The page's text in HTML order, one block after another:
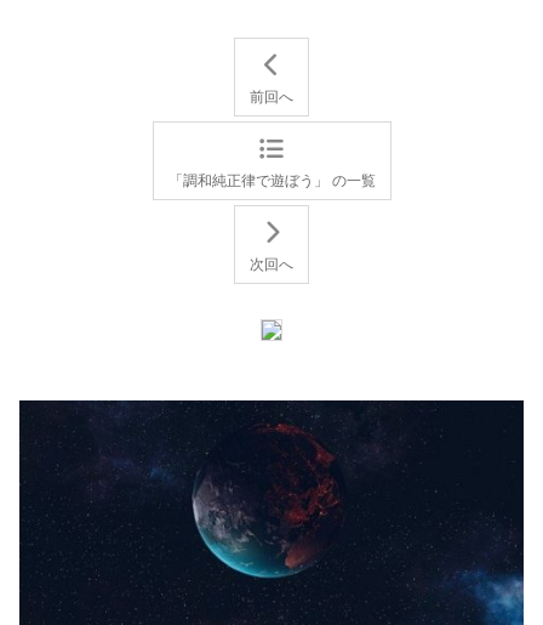
前回へ
「調和純正律で遊ぼう」 の一覧
次回へ